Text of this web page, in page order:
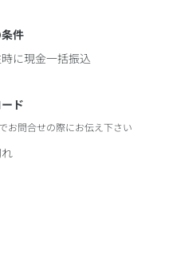
件
に現金一括振込
ド
お問合せの際にお伝え下さい